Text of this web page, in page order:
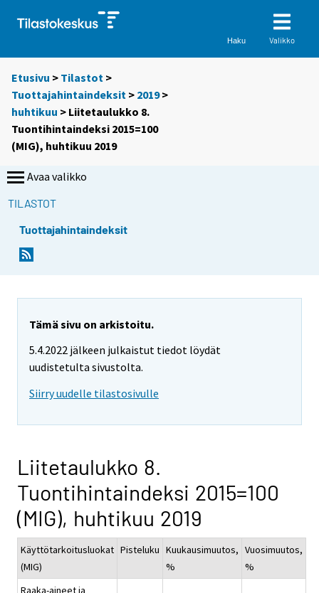
Haku Valikko
Etusivu > Tilastot >
Tuottajahintaindeksit > 2019>
huhtikuu > Liitetaulukko 8.
Tuontihintaindeksi 2015=100
(MIG), huhtikuu 2019
Avaa valikko
TILASTOT
Tuottajahintaindeksit
Tämä sivu on arkistoitu.
5.4.2022 jälkeen julkaistut tiedot löydät
uudistetulta sivustolta.
Siirry uudelle tilastosivulle
Liitetaulukko 8.
Tuontihintaindeksi 2015=100
(MIG), huhtikuu 2019
Käyttötarkoitusluokat
(MIG)
Pisteluku Kuukausimuutos,
%
Vuosimuutos,
%
Raaka-aineet ja